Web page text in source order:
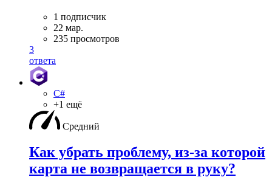
1 подписчик
22 мар.
235 просмотров
3
ответа
C#
+1 ещё
Средний
Как убрать проблему, из-за которой
карта не возвращается в руку?